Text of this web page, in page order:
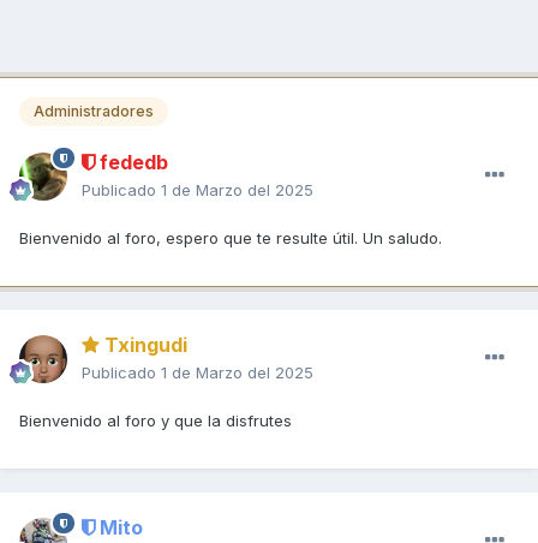
Administradores
fededb
Publicado 1 de Marzo del 2025
Bienvenido al foro, espero que te resulte útil. Un saludo.
Txingudi
Publicado 1 de Marzo del 2025
Bienvenido al foro y que la disfrutes
Mito